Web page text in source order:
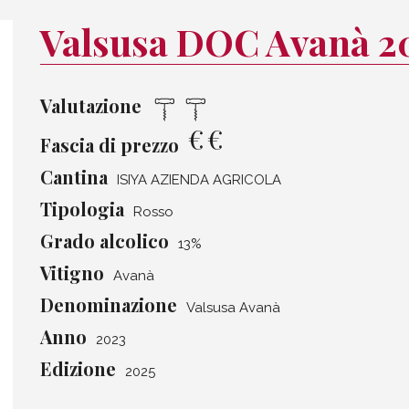
Valsusa DOC Avanà
Valutazione
Fascia di prezzo €€
Cantina ISIYA AZIENDA AGRICOLA
Tipologia Rosso
Grado alcolico 13%
Vitigno Avanà
Denominazione Valsusa Avanà
Anno 2023
Edizione 2025